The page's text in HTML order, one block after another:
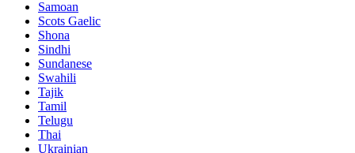
Samoan
Scots Gaelic
Shona
Sindhi
Sundanese
Swahili
Tajik
Tamil
Telugu
Thai
Ukrainian